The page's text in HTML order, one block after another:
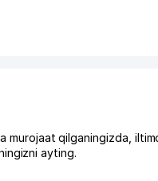
murojaat qilganingizda,
ayting.